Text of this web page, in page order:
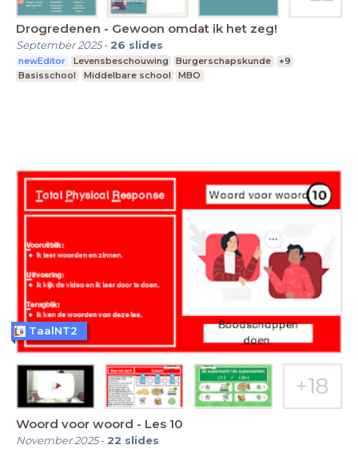
Drogredenen - Gewoon omdat ik het zeg!
September 2025- 26 slides
newEditor Levensbeschouwing Burgerschapskunde
+9
Basisschool
Middelbare school MBO
Woord voor woord - Les 10
November 2025- 22 slides
TaalNT2